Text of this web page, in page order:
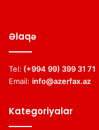
Əlaqə
Tel: (+994 99) 399 31 71
Email: info@azerfax.az
Kategoriyalar